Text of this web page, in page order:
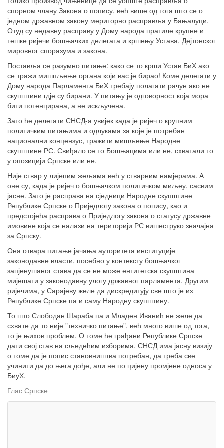
спорном члану Закона о попису, већ више од тога што се о
једном државном закону мериторно расправља у Бањалуци.
Отуд су недавну расправу у Дому народа пратиле крупне и
тешке ријечи бошњачких делегата и кршењу Устава, Дејтонског
мировног споразума и закона.
Поставља се разумно питање: како се то крши Устав БиХ ако
се тражи мишпљење органа који вас је бирао! Коме делегати у
Дому народа Парламента БиХ требају полагати рачун ако не
скупштини гдје су бирани. У питању је одговорност која мора
бити потенцирана, а не искључена.
Зато ће делегати СНСД-а увијек када је ријеч о крупним
политичким питањима и одлукама за које је потребан
национални концензус, тражити мишљење Народне
скупштине РС. Свиђало се то Бошњацима или не, схватали то
у опозицији Српске или не.
Није ствар у лијепим жељама већ у стварним намјерама. А
оне су, када је ријеч о бошњачком политичком миљеу, сасвим
јасне. Зато је расправа на сједници Народне скупштине
Републике Српске о Приједлогу закона о попису, као и
предстојећа расправа о Приједлогу закона о статусу државне
имовине која се налази на територији РС вишеструко значајна
за Српску.
Она отвара питање јачања ауторитета институције
законодавне власти, посебно у контексту бошњачког
запјенушаног става да се не може ентитетска скупштина
мијешати у законодавну улогу државног парламента. Другим
ријечима, у Сарајеву желе да дискредитују све што је из
Републике Српске па и саму Народну скупштину.
То што Слободан Шараба па и Младен Иванић не желе да
схвате да то није "техничко питање", већ много више од тога,
то је њихов проблем. О томе ће грађани Републике Српске
дати свој став на сљедећим изборима. СНСД има јасну визију
о томе да је попис становништва потребан, да треба све
учинити да до њега дође, али не по цијену промјене односа у
БиуХ.
Глас Српске